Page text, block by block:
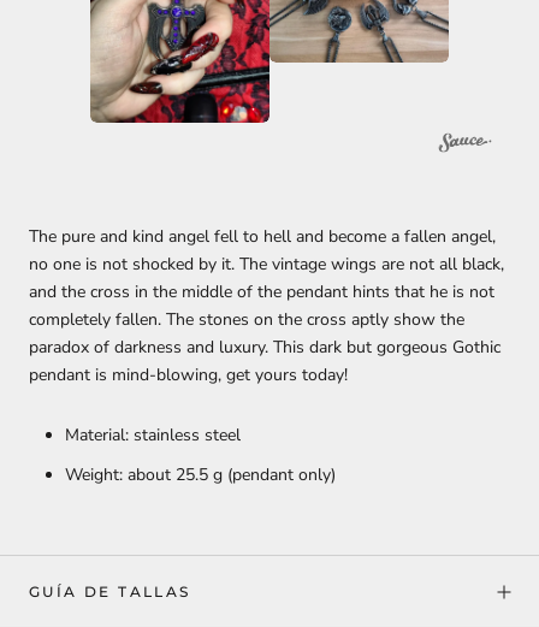
The pure and kind angel fell to hell and become a fallen angel,
no one is not shocked by it. The vintage wings are not all black,
and the cross in the middle of the pendant hints that he is not
completely fallen. The stones on the cross aptly show the
paradox of darkness and luxury. This dark but gorgeous Gothic
pendant is mind-blowing, get yours today!
Material: stainless steel
Weight: about 25.5 g (pendant only)
GUÍA DE TALLAS